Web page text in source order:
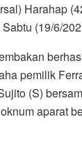
Harahap
(19/6/
pemilik
(S)
aparat